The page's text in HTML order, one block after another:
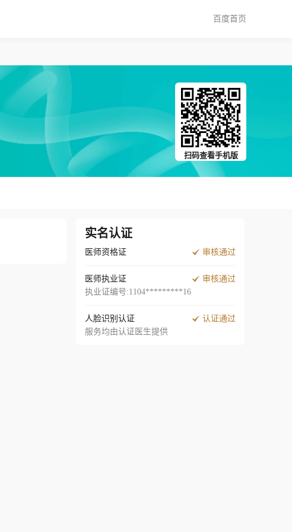
百度首页
扫码查看手机版
实名认证
医师资格证 审核通过
医师执业证
审核通过
执业证编号:1104*********16
人脸识别认证
认证通过
服务均由认证医生提供